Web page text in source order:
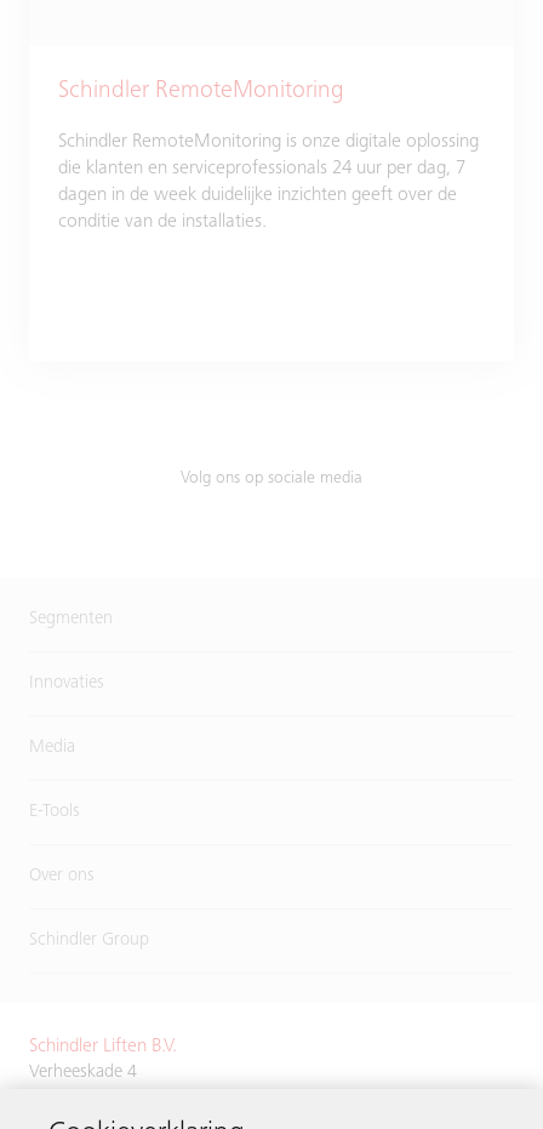
Schindler RemoteMonitoring
Schindler RemoteMonitoring is onze digitale oplossing
die klanten en serviceprofessionals 24 uur per dag, 7
dagen in de week duidelijke inzichten geeft over de
conditie van de installaties.
Volg ons op sociale media
Segmenten
Innovaties
Media
E-Tools
Over ons
Schindler Group
Schindler Liften B.V.
Verheeskade 4